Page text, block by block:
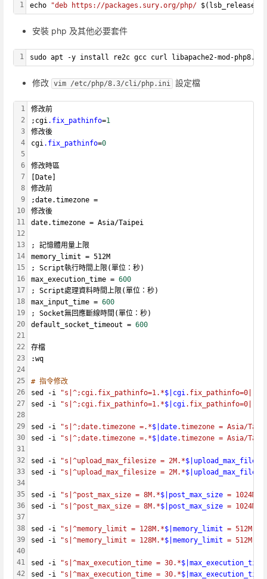
1 echo "deb https://packages.sury.org/php/ $(lsb_release -
安裝 php 及其他必要套件
1 sudo apt -y install re2c gcc curl libapache2-mod-php8.3
修改 vim /etc/php/8.3/cli/php.ini 設定檔
1
2
3
4
5
6
7
8
9
10
11
12
13
14
15
16
17
18
19
20
21
22
23
24
25
26
27
28
29
30
31
32
33
34
35
36
37
38
39
40
41
42
修改前
;cgi.fix_pathinfo=1
修改後
cgi.fix_pathinfo=0
修改時區
[Date]
修改前
;date.timezone =
修改後
date.timezone = Asia/Taipei
; 記憶體用量上限
memory_limit = 512M
; Script執行時間上限(單位：秒)
max_execution_time = 600
; Script處理資料時間上限(單位：秒)
max_input_time = 600
; Socket無回應斷線時間(單位：秒)
default_socket_timeout = 600
存檔
:wq
# 指令修改
sed -i
"s|^;cgi.fix_pathinfo=1.*$|cgi.fix_pathinfo=0|"
sed -i
"s|^;cgi.fix_pathinfo=1.*$|cgi.fix_pathinfo=0|"
sed -i "s|^;date.timezone =.*$|date.timezone = Asia/
sed -i
"s|^;date.timezone =.*$|date.timezone = Asia/
sed -i "s|^upload_max_filesize = 2M.*
sed -i
"s|^upload_max_filesize = 2M.*
sed -i "s|^post_max_size = 8M.*$|post_max_size = 1024M|"
sed -i
"s|^post_max_size = 8M.*$|post_max_size = 1024M|"
sed -i "s|^memory_limit = 128M.*$|memory_limit = 512M|"
sed -i
"s|^memory_limit = 128M.*$|memory_limit = 512M|"
sed -i "s|^max_execution_time = 30.*$|max_execution_time
sed -i
"s|^max_execution_time = 30.*$|max_execution_time